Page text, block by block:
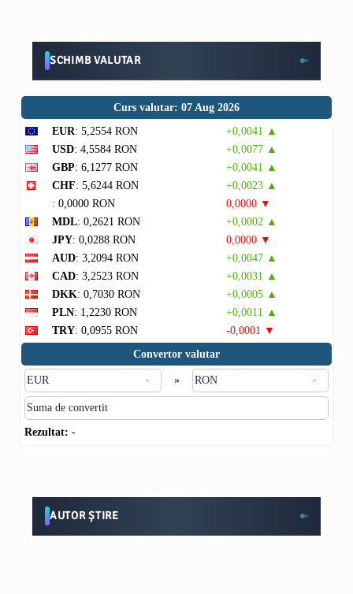
SCHIMB VALUTAR
Curs valutar: 07 Aug 2026
EUR: 5,2554 RON
+0,0041 ▲
USD: 4,5584 RON
+0,0077 ▲
GBP: 6,1277 RON
+0,0041 ▲
CHF: 5,6244 RON
+0,0023 ▲
: 0,0000 RON
0,0000 ▼
MDL: 0,2621 RON
+0,0002 ▲
JPY: 0,0288 RON
0,0000 ▼
AUD: 3,2094 RON
+0,0047 ▲
CAD: 3,2523 RON
+0,0031 ▲
DKK: 0,7030 RON
+0,0005 ▲
PLN: 1,2230 RON
+0,0011 ▲
TRY: 0,0955 RON
-0,0001 ▼
Convertor valutar
»
Rezultat: -
AUTOR ȘTIRE